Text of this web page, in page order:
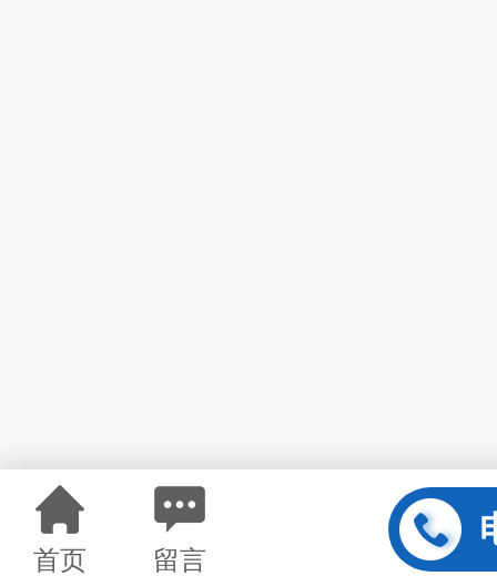
首页 留言